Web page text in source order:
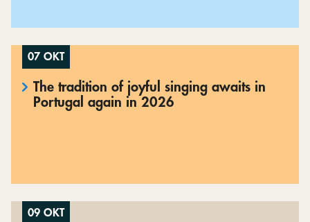
07 OKT
The tradition of joyful singing awaits in
Portugal again in 2026
09 OKT